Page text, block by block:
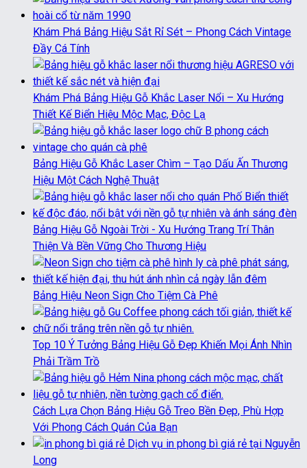
Khám Phá Bảng Hiệu Sắt Rỉ Sét – Phong Cách Vintage
Đầy Cá Tính
Khám Phá Bảng Hiệu Gỗ Khắc Laser Nổi – Xu Hướng
Thiết Kế Biển Hiệu Mộc Mạc, Độc Lạ
Bảng Hiệu Gỗ Khắc Laser Chìm – Tạo Dấu Ấn Thương
Hiệu Một Cách Nghệ Thuật
Bảng Hiệu Gỗ Ngoài Trời - Xu Hướng Trang Trí Thân
Thiện Và Bền Vững Cho Thương Hiệu
Bảng Hiệu Neon Sign Cho Tiệm Cà Phê
Top 10 Ý Tưởng Bảng Hiệu Gỗ Đẹp Khiến Mọi Ánh Nhìn
Phải Trầm Trồ
Cách Lựa Chọn Bảng Hiệu Gỗ Treo Bền Đẹp, Phù Hợp
Với Phong Cách Quán Của Bạn
Dịch vụ in phong bì giá rẻ tại Nguyễn
Long